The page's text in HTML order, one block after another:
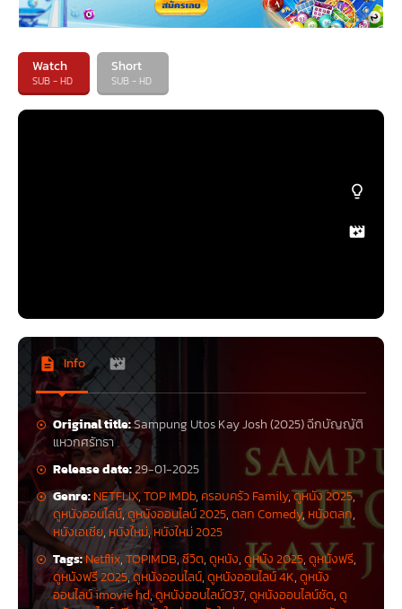
Watch
SUB - HD
Short
SUB - HD
Info
Original title:Sampung Utos Kay Josh (2025) ฉีกบัญญัติ
แหวกศรัทธา
Release date:29-01-2025
Genre:NETFLIX,TOP IMDb, ครอบครัว Family,ดูหนัง 2025,
ดูหนังออนไลน์,ดูหนังออนไลน์ 2025,ตลก Comedy, หนังตลก,
หนังเอเชีย, หนังใหม่,หนังใหม่ 2025
Tags:Netflix,TOPIMDB,ชีวิต,ดูหนัง,ดูหนัง 2025,ดูหนังฟรี,
ดูหนังฟรี 2025,ดูหนังออนไลน์,ดูหนังออนไลน์ 4K,ดูหนัง
ออนไลน์ imovie hd,ดูหนังออนไลน์037,ดูหนังออนไลน์ชัด,ดู